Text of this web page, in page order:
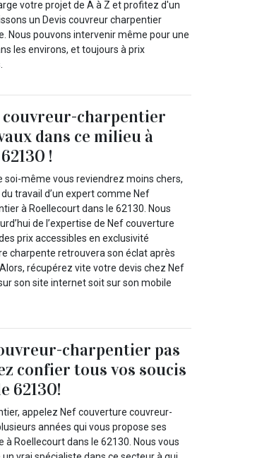
votre projet de A à Z et profitez d'un
un Devis couvreur charpentier
Nous pouvons intervenir même pour une
les environs, et toujours à prix
charpentier
dans ce milieu à
!
soi-même vous reviendrez moins chers,
travail d’un expert comme Nef
à Roellecourt dans le 62130. Nous
de l’expertise de Nef couverture
prix accessibles en exclusivité
charpente retrouvera son éclat après
récupérez vite votre devis chez Nef
son site internet soit sur son mobile
charpentier pas
confier tous vos soucis
62130!
appelez Nef couverture couvreur-
années qui vous propose ses
Roellecourt dans le 62130. Nous vous